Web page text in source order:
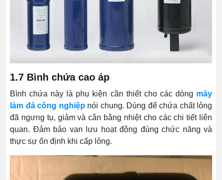
1.7 Bình chứa cao áp
Bình chứa này là phụ kiện cần thiết cho các dòng máy
làm đá công nghiệpnói chung. Dùng để chứa chất lỏng
đã ngưng tụ, giảm và cân bằng nhiệt cho các chi tiết liên
quan. Đảm bảo van lưu hoạt động đúng chức năng và
thực sự ổn định khi cấp lỏng.